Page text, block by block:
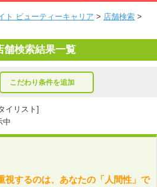
ト ビューティーキャリア > 店舗検索 >
舗検索結果一覧
こだわり条件を追加
イリスト]
中
視するのは、あなたの「人間性」で